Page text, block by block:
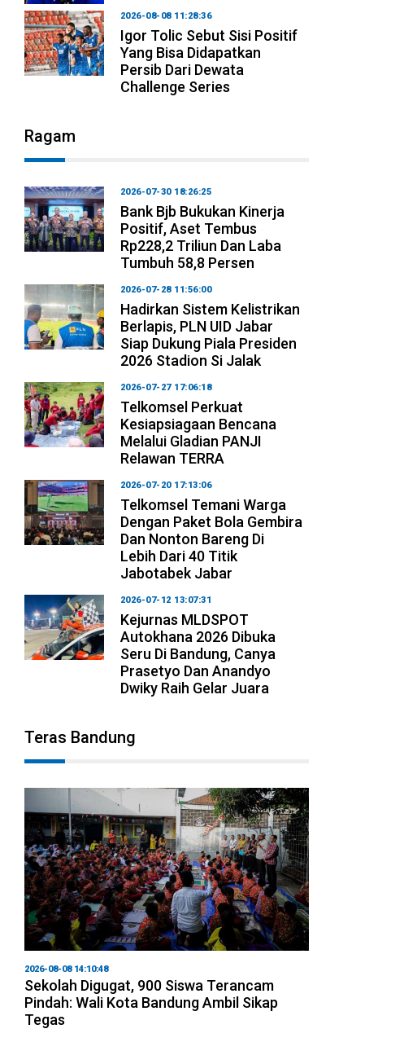
2026-08-08 11:28:36
Igor Tolic Sebut Sisi Positif
Yang Bisa Didapatkan
Persib Dari Dewata
Challenge Series
Ragam
2026-07-30 18:26:25
Bank Bjb Bukukan Kinerja
Positif, Aset Tembus
Rp228,2 Triliun Dan Laba
Tumbuh 58,8 Persen
2026-07-28 11:56:00
Hadirkan Sistem Kelistrikan
Berlapis, PLN UID Jabar
Siap Dukung Piala Presiden
2026 Stadion Si Jalak
2026-07-27 17:06:18
Telkomsel Perkuat
Kesiapsiagaan Bencana
Melalui Gladian PANJI
Relawan TERRA
2026-07-20 17:13:06
Telkomsel Temani Warga
Dengan Paket Bola Gembira
Dan Nonton Bareng Di
Lebih Dari 40 Titik
Jabotabek Jabar
2026-07-12 13:07:31
Kejurnas MLDSPOT
Autokhana 2026 Dibuka
Seru Di Bandung, Canya
Prasetyo Dan Anandyo
Dwiky Raih Gelar Juara
Teras Bandung
2026-08-08 14:10:48
Sekolah Digugat, 900 Siswa Terancam
Pindah: Wali Kota Bandung Ambil Sikap
Tegas